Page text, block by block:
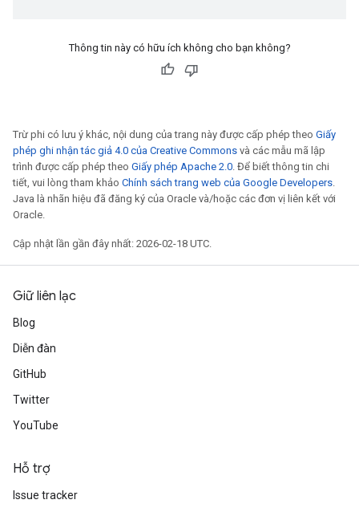
Thông tin này có hữu ích không cho bạn không?
Trừ phi có lưu ý khác, nội dung của trang này được cấp phép theo Giấy
phép ghi nhận tác giả 4.0 của Creative Commons và các mẫu mã lập
trình được cấp phép theo Giấy phép Apache 2.0. Để biết thông tin chi
tiết, vui lòng tham khảo Chính sách trang web của Google Developers.
Java là nhãn hiệu đã đăng ký của Oracle và/hoặc các đơn vị liên kết với
Oracle.
Cập nhật lần gần đây nhất: 2026-02-18 UTC.
Giữ liên lạc
Blog
Diễn đàn
GitHub
Twitter
YouTube
Hỗ trợ
Issue tracker